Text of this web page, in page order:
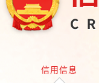
信用信息